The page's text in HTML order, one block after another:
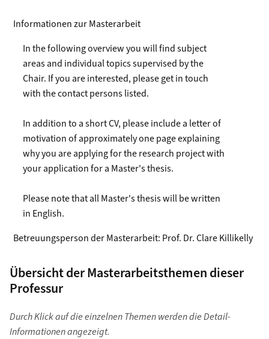
Informationen zur Masterarbeit
In the following overview you will find subject
areas and individual topics supervised by the
Chair. If you are interested, please get in touch
with the contact persons listed.
In addition to a short CV, please include a letter of
motivation of approximately one page explaining
why you are applying for the research project with
your application for a Master's thesis.
Please note that all Master's thesis will be written
in English.
Betreuungsperson der Masterarbeit: Prof. Dr. Clare Killikelly
Übersicht der Masterarbeitsthemen dieser
Professur
Durch Klick auf die einzelnen Themen werden die Detail-
Informationen angezeigt.